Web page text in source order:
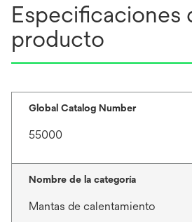
Especificaciones
producto
Global Catalog Number
55000
Nombre de la categoría
Mantas de calentamiento